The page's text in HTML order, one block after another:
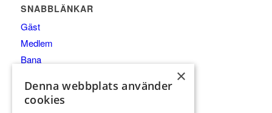
SNABBLÄNKAR
Gäst
Medlem
Bana
Tävling
×
Denna webbplats använder
cookies